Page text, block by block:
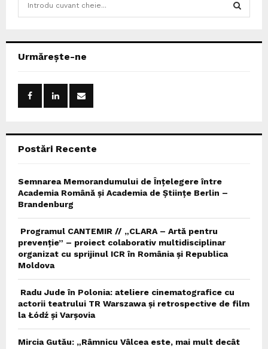
h
Urmărește-ne
Postări Recente
Semnarea Memorandumului de Înțelegere între
Academia Română și Academia de Științe Berlin –
Brandenburg
Programul CANTEMIR // „CLARA – Artă pentru
prevenție” – proiect colaborativ multidisciplinar
organizat cu sprijinul ICR în România și Republica
Moldova
Radu Jude în Polonia: ateliere cinematografice cu
actorii teatrului TR Warszawa și retrospective de film
la Łódź și Varșovia
Mircia Gutău: „Râmnicu Vâlcea este, mai mult decât